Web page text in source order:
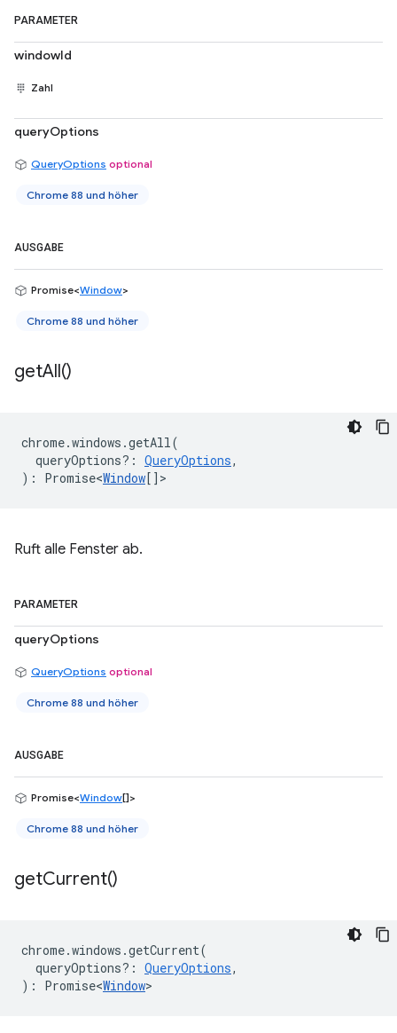
PARAMETER
windowId
Zahl
queryOptions
QueryOptions optional
Chrome 88 und höher
AUSGABE
Promise<Window>
Chrome 88 und höher
getAll()
chrome.windows .getAll(
queryOptions? : QueryOptions,
) : Promise<Window[] >
Ruft alle Fenster ab.
PARAMETER
queryOptions
QueryOptions optional
Chrome 88 und höher
AUSGABE
Promise<Window[]>
Chrome 88 und höher
getCurrent()
chrome.windows .getCurrent(
queryOptions? : QueryOptions,
) : Promise<Window>